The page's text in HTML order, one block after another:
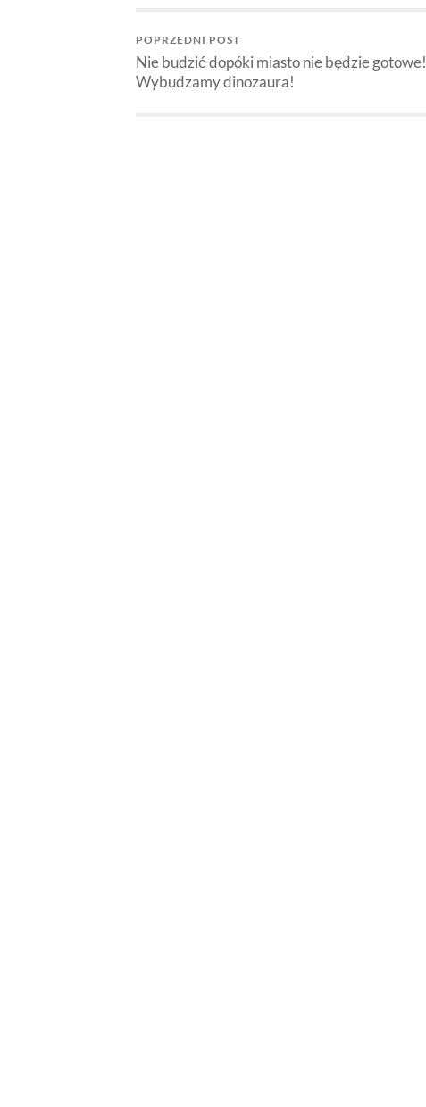
POPRZEDNI POST
Nie budzić dopóki miasto nie będzie gotowe!
Wybudzamy dinozaura!